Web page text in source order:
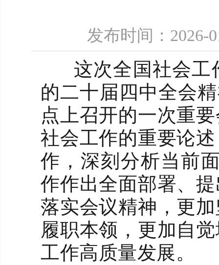
发布时间：
这次全国社会工
的二十届四中全会
点上召开的一次重
社会工作的重要论
作，深刻分析当前
作作出全面部署、
落实会议精神，更
履职本领，更加自
工作高质量发展。